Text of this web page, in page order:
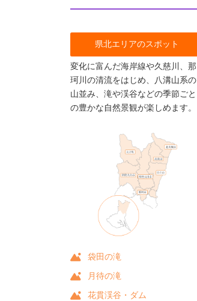
県北エリアのスポット
変化に富んだ海岸線や久慈川、那
珂川の清流をはじめ、八溝山系の
山並み、滝や渓谷などの季節ごと
の豊かな自然景観が楽しめます。
袋田の滝
月待の滝
花貫渓谷・ダム